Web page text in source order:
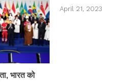
भारत को
April 21, 2023